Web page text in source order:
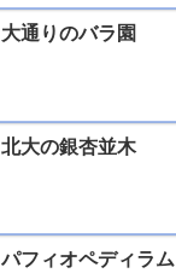
大通りのバラ園
北大の銀杏並木
パフィオペディラム